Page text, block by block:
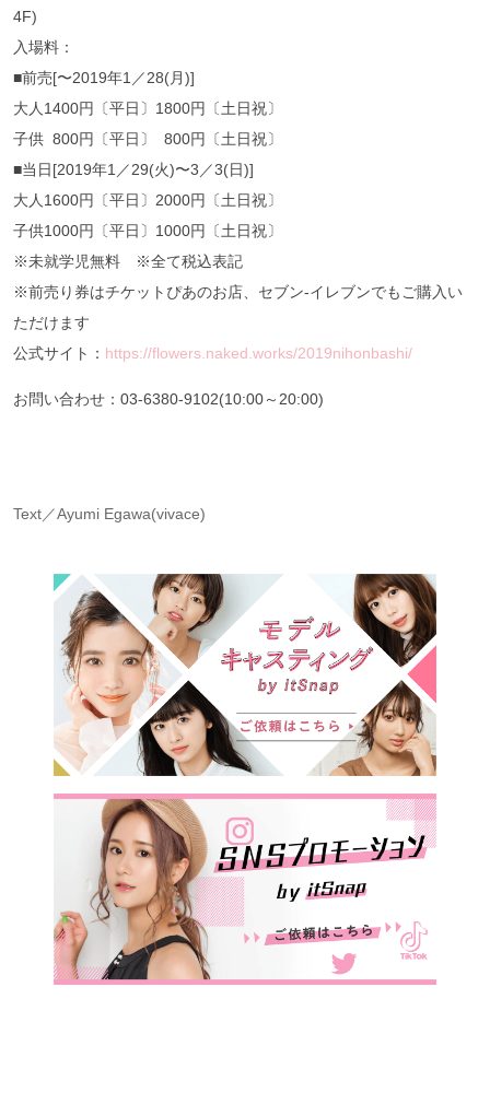
4F)
入場料：
■前売[〜2019年1／28(月)]
大人1400円〔平日〕1800円〔土日祝〕
子供 800円〔平日〕 800円〔土日祝〕
■当日[2019年1／29(火)〜3／3(日)]
大人1600円〔平日〕2000円〔土日祝〕
子供1000円〔平日〕1000円〔土日祝〕
※未就学児無料 ※全て税込表記
※前売り券はチケットぴあのお店、セブン-イレブンでもご購入い
ただけます
公式サイト： https://flowers.naked.works/2019nihonbashi/
お問い合わせ：03-6380-9102(10:00～20:00)
Text／Ayumi Egawa(vivace)